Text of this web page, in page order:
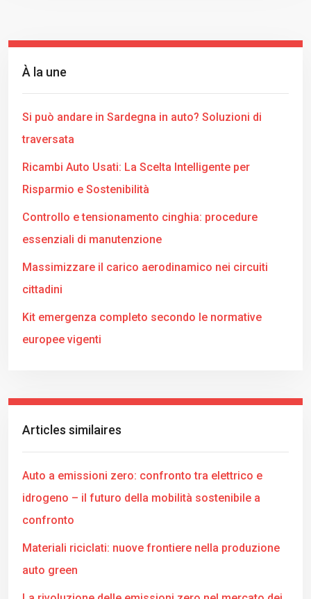
À la une
Si può andare in Sardegna in auto? Soluzioni di
traversata
Ricambi Auto Usati: La Scelta Intelligente per
Risparmio e Sostenibilità
Controllo e tensionamento cinghia: procedure
essenziali di manutenzione
Massimizzare il carico aerodinamico nei circuiti
cittadini
Kit emergenza completo secondo le normative
europee vigenti
Articles similaires
Auto a emissioni zero: confronto tra elettrico e
idrogeno – il futuro della mobilità sostenibile a
confronto
Materiali riciclati: nuove frontiere nella produzione
auto green